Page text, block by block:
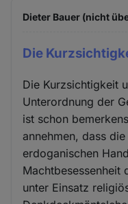
Dieter Bauer (nicht
Die
Die Kurzsichtigkeit
Unterordnung der
ist schon
annehmen, dass
erdoganischen
Machtbesessenheit
unter Einsatz